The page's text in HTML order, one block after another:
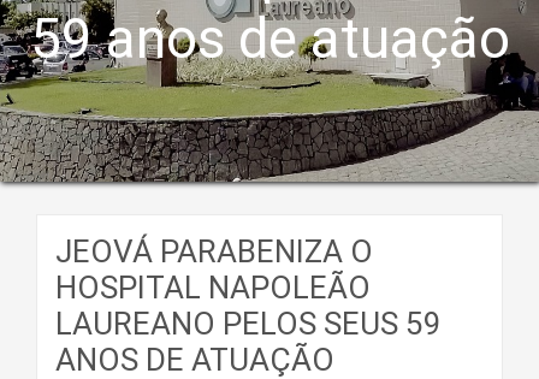
59 anos de atuação
JEOVÁ PARABENIZA O
HOSPITAL NAPOLEÃO
LAUREANO PELOS SEUS 59
ANOS DE ATUAÇÃO